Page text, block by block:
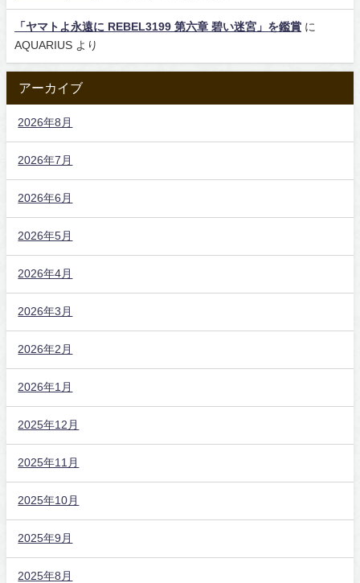
「ヤマトよ永遠に REBEL3199 第六章 碧い迷宮」を鑑賞 に
AQUARIUS より
アーカイブ
2026年8月
2026年7月
2026年6月
2026年5月
2026年4月
2026年3月
2026年2月
2026年1月
2025年12月
2025年11月
2025年10月
2025年9月
2025年8月